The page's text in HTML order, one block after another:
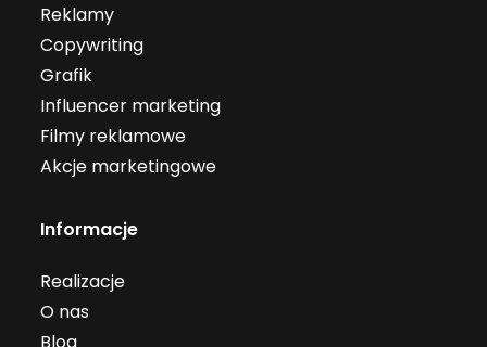
Reklamy
Copywriting
Grafik
Influencer marketing
Filmy reklamowe
Akcje marketingowe
Informacje
Realizacje
O nas